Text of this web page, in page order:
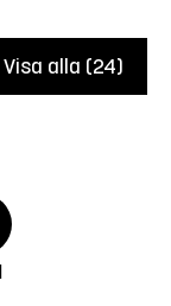
Visa alla (24)